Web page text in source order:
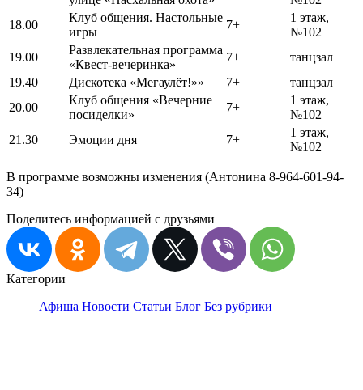
18.00
Клуб общения. Настольные
игры
7+
1 этаж,
№102
19.00
Развлекательная программа
«Квест-вечеринка»
7+
танцзал
19.40
Дискотека «Мегаулёт!»» 7+
танцзал
20.00
Клуб общения «Вечерние
посиделки»
7+
1 этаж,
№102
21.30
Эмоции дня 7+
1 этаж,
№102
В программе возможны изменения (Антонина 8-964-601-94-
34)
Поделитесь информацией с друзьями
Категории
Афиша Новости Статьи Блог Без рубрики